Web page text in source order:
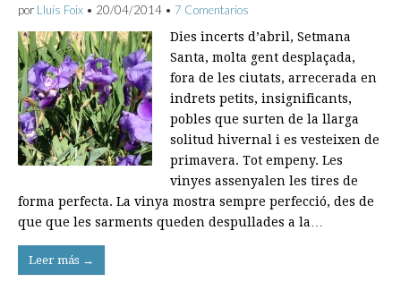
por Lluís Foix • 20/04/2014 • 7 Comentarios
Dies incerts d’abril, Setmana
Santa, molta gent desplaçada,
fora de les ciutats, arrecerada en
indrets petits, insignificants,
pobles que surten de la llarga
solitud hivernal i es vesteixen de
primavera. Tot empeny. Les
vinyes assenyalen les tires de
forma perfecta. La vinya mostra sempre perfecció, des de
que que les sarments queden despullades a la…
Leer más →